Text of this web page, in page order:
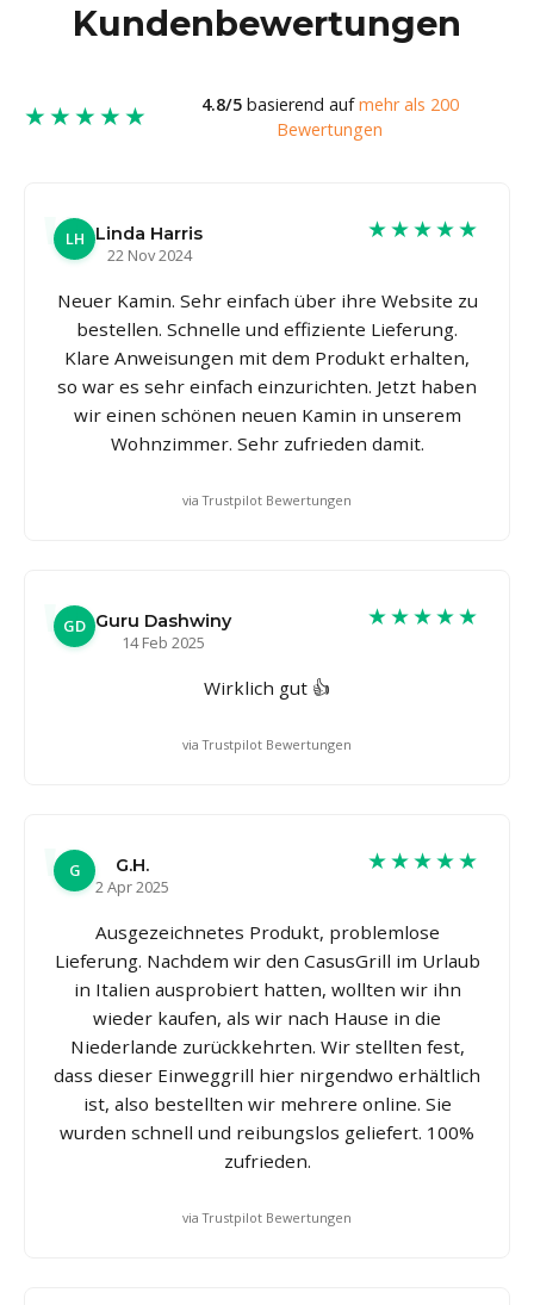
Kundenbewertungen
★★★★★ 4.8/5basierend aufmehr als 200
Bewertungen
LH
Linda Harris
22 Nov 2024
★★★★★
Neuer Kamin. Sehr einfach über ihre Website zu
bestellen. Schnelle und effiziente Lieferung.
Klare Anweisungen mit dem Produkt erhalten,
so war es sehr einfach einzurichten. Jetzt haben
wir einen schönen neuen Kamin in unserem
Wohnzimmer. Sehr zufrieden damit.
via Trustpilot Bewertungen
GD Guru Dashwiny
14 Feb 2025
★★★★★
Wirklich gut 👍
via Trustpilot Bewertungen
G
G.H.
2 Apr 2025
★★★★★
Ausgezeichnetes Produkt, problemlose
Lieferung. Nachdem wir den CasusGrill im Urlaub
in Italien ausprobiert hatten, wollten wir ihn
wieder kaufen, als wir nach Hause in die
Niederlande zurückkehrten. Wir stellten fest,
dass dieser Einweggrill hier nirgendwo erhältlich
ist, also bestellten wir mehrere online. Sie
wurden schnell und reibungslos geliefert. 100%
zufrieden.
via Trustpilot Bewertungen